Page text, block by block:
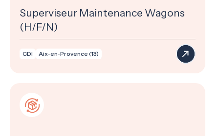
Superviseur Maintenance Wagons
(H/F/N)
CDI Aix-en-Provence (13)